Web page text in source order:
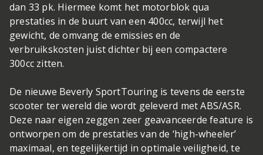
dan 33 pk. Hiermee komt het motorblok qua
prestaties in de buurt van een 400cc, terwijl het
gewicht, de omvang de emissies en de
verbruikskosten juist dichter bij een compactere
300cc zitten.
De nieuwe Beverly SportTouring is tevens de eerste
scooter ter wereld die wordt geleverd met ABS/ASR.
Deze naar eigen zeggen zeer geavanceerde feature is
ontworpen om de prestaties van de ‘high-wheeler’
maximaal, en tegelijkertijd in optimale veiligheid, te